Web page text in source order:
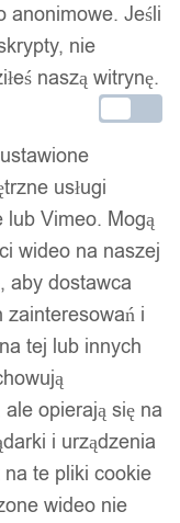
f144 złoto-
anonimowe. Jeśli
nie
naszą witrynę.
usługi
lub Vimeo. Mogą
wideo na naszej
aby dostawca
zainteresowań i
tej lub innych
opierają się na
i urządzenia
te pliki cookie
wideo nie